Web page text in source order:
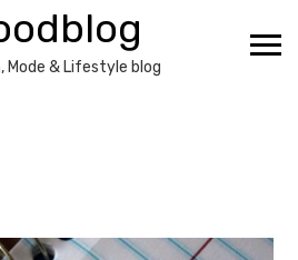
Mode & Lifestyle blog